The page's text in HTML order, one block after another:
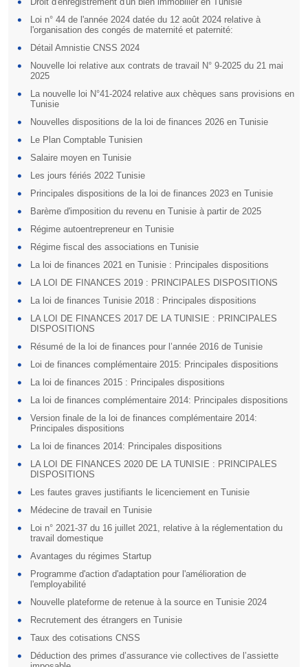
Loi n° 44 de l'année 2024 datée du 12 août 2024 relative à
l'organisation des congés de maternité et paternité:
Détail Amnistie CNSS 2024
Nouvelle loi relative aux contrats de travail N° 9-2025 du 21 mai
2025
La nouvelle loi N°41-2024 relative aux chèques sans provisions en
Tunisie
Nouvelles dispositions de la loi de finances 2026 en Tunisie
Le Plan Comptable Tunisien
Salaire moyen en Tunisie
Les jours fériés 2022 Tunisie
Principales dispositions de la loi de finances 2023 en Tunisie
Barème d'imposition du revenu en Tunisie à partir de 2025
Régime autoentrepreneur en Tunisie
Régime fiscal des associations en Tunisie
La loi de finances 2021 en Tunisie : Principales dispositions
LA LOI DE FINANCES 2019 : PRINCIPALES DISPOSITIONS
La loi de finances Tunisie 2018 : Principales dispositions
LA LOI DE FINANCES 2017 DE LA TUNISIE : PRINCIPALES
DISPOSITIONS
Résumé de la loi de finances pour l’année 2016 de Tunisie
Loi de finances complémentaire 2015: Principales dispositions
La loi de finances 2015 : Principales dispositions
La loi de finances complémentaire 2014: Principales dispositions
Version finale de la loi de finances complémentaire 2014:
Principales dispositions
La loi de finances 2014: Principales dispositions
LA LOI DE FINANCES 2020 DE LA TUNISIE : PRINCIPALES
DISPOSITIONS
Les fautes graves justifiants le licenciement en Tunisie
Médecine de travail en Tunisie
Loi n° 2021-37 du 16 juillet 2021, relative à la réglementation du
travail domestique
Avantages du régimes Startup
Programme d'action d'adaptation pour l'amélioration de
l'employabilité
Nouvelle plateforme de retenue à la source en Tunisie 2024
Recrutement des étrangers en Tunisie
Taux des cotisations CNSS
Déduction des primes d’assurance vie collectives de l’assiette